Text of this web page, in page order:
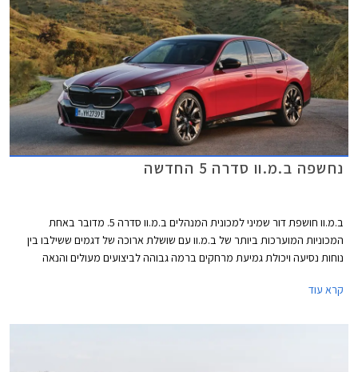
נחשפה ב.מ.וו סדרה 5 החדשה
ב.מ.וו חושפת דור שמיני למכונית המנהלים ב.מ.וו סדרה 5. מדובר באחת
המכוניות המוערכות ביותר של ב.מ.וו עם שושלת ארוכה של דגמים ששילבו בין
נוחות נסיעה ויכולת גמיעת מרחקים ברמה גבוהה לביצועים מעולים והנאה
הדור החדש של ב.מ.וו סדרה 5 נחשף כמעט במקביל למתחרה הנצחית מרצדס
קרא עוד